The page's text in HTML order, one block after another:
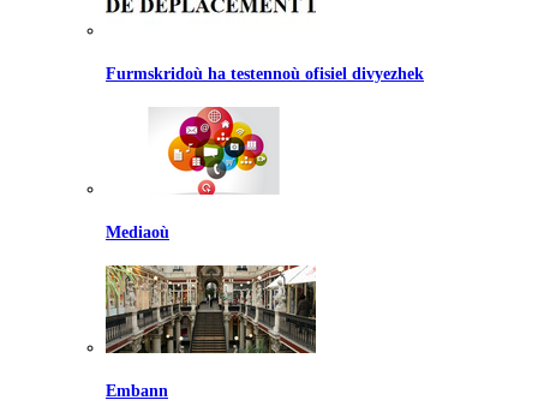
Furmskridoù ha testennoù ofisiel divyezhek
Mediaoù
Embann